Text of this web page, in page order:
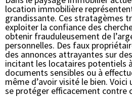
location immobilière
grandissante. Ces stratagèmes
exploiter la confiance des
obtenir frauduleusement de
personnelles. Des faux
des annonces attrayantes sur
incitant les locataires potentiels
documents sensibles ou à
même d’avoir visité le bien.
se protéger efficacement contre